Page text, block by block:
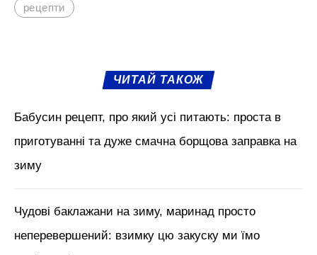
рецепти
ЧИТАЙ ТАКОЖ
Бабусин рецепт, про який усі питають: проста в
приготуванні та дуже смачна борщова заправка на
зиму
Чудові баклажани на зиму, маринад просто
неперевершений: взимку цю закуску ми їмо